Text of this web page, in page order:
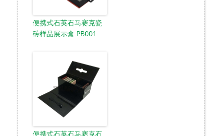
便携式石英石马赛克瓷
砖样品展示盒 PB001
便携式石英石马赛克石